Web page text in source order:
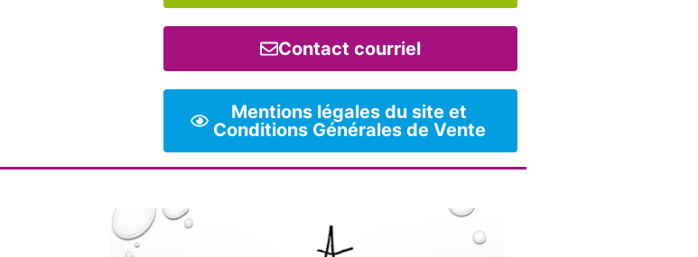
Contact courriel
Mentions légales du site et
Conditions Générales de Vente